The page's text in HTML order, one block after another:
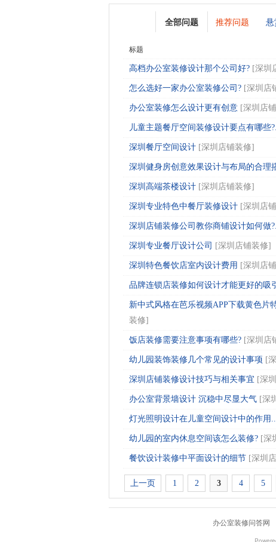
全部问题 推荐问题
标题
高档办公室装修设计那个公司好? [深圳
怎么选好一家办公室装修公司? [深圳店
办公室装修怎么设计更有创意 [深圳店
儿童主题餐厅空间装修设计要点有哪些
深圳餐厅空间设计 [深圳店铺装修]
深圳健身房创意效果设计与布局的合理
深圳高端茶楼设计 [深圳店铺装修]
深圳专业特色中餐厅装修设计 [深圳店
深圳店铺装修公司教你商铺设计如何做
深圳专业餐厅设计公司 [深圳店铺装修]
深圳特色餐饮店室内设计费用 [深圳店
品牌连锁店装修如何设计才能更好的吸
新中式风格在芭乐视频APP下载黄色片
装修]
饭店装修需要注意事项有哪些? [深圳店
幼儿园装饰装修几个常见的设计事项 [
深圳店铺装修设计技巧与相关事宜 [深
办公室背景墙设计 沉稳中尽显大气 [深
灯光照明设计在儿童空间设计中的作用
幼儿园的室内休息空间该怎么装修? [深
餐饮设计装修中平面设计的细节 [深圳
上一页 1 2 3 4 5
办公室装修问答网